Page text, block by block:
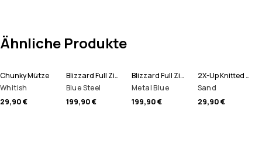
Ähnliche Produkte
Chunky Mütze
Whitish
29,90 €
Blizzard Full Zip Snowboardjacke Herren
Blue Steel
199,90 €
Blizzard Full Zip Skijacke Herren
Metal Blue
199,90 €
2X-Up Knitted Schlauchtuch
Sand
29,90 €